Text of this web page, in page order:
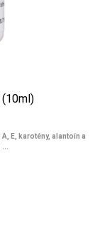
(10ml)
E, karotény, alantoín a